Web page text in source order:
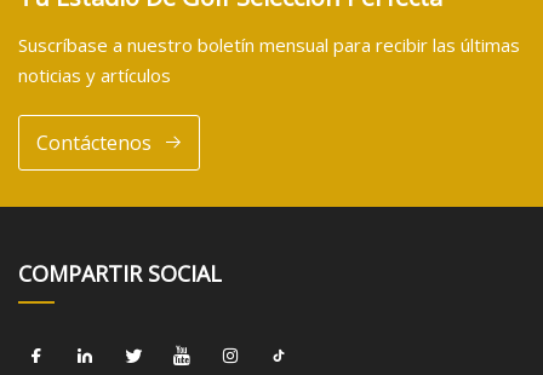
Suscríbase a nuestro boletín mensual para recibir las últimas
noticias y artículos
Contáctenos
COMPARTIR SOCIAL